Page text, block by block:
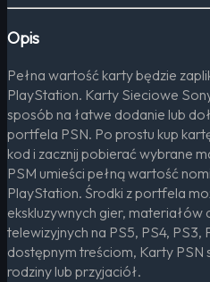
Opis
Pełna wartość karty będzie
PlayStation. Karty Sieciowe
sposób na łatwe dodanie lub
portfela PSN. Po prostu kup
kod i zacznij pobierać wybrane
PSM umieści pełną wartość
PlayStation. Środki z portfela
ekskluzywnych gier,
telewizyjnych na PS5, PS4, PS3,
dostępnym treściom, Karty PSN
rodziny lub przyjaciół.